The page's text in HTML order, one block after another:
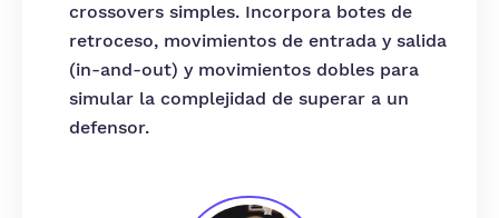
crossovers simples. Incorpora botes de
retroceso, movimientos de entrada y salida
(in-and-out) y movimientos dobles para
simular la complejidad de superar a un
defensor.